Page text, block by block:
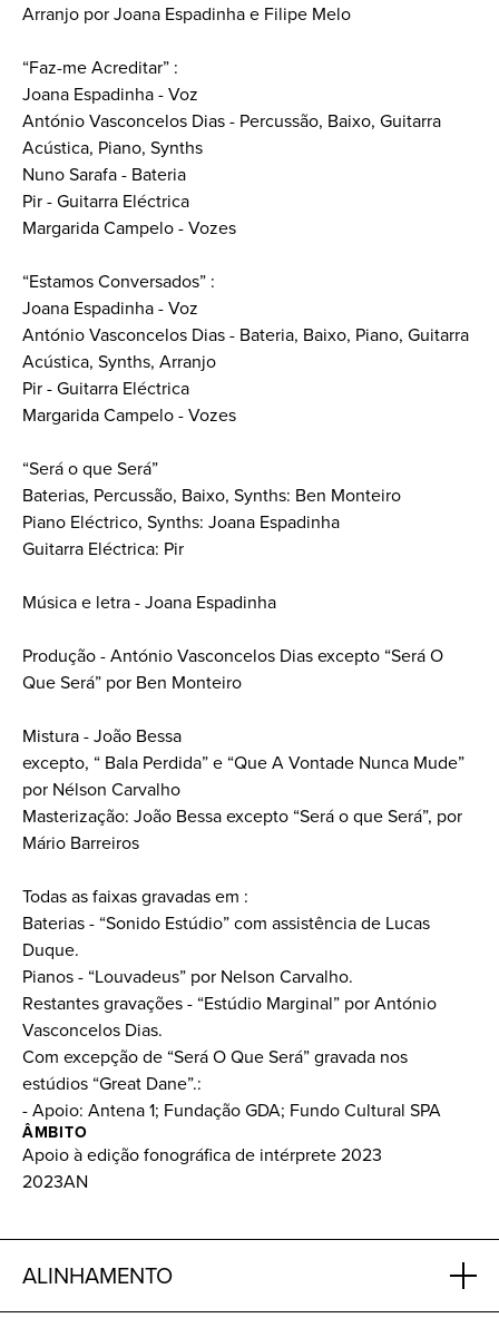
Arranjo por Joana Espadinha e Filipe Melo
“Faz-me Acreditar” :
Joana Espadinha - Voz
António Vasconcelos Dias - Percussão, Baixo, Guitarra
Acústica, Piano, Synths
Nuno Sarafa - Bateria
Pir - Guitarra Eléctrica
Margarida Campelo - Vozes
“Estamos Conversados” :
Joana Espadinha - Voz
António Vasconcelos Dias - Bateria, Baixo, Piano, Guitarra
Acústica, Synths, Arranjo
Pir - Guitarra Eléctrica
Margarida Campelo - Vozes
“Será o que Será”
Baterias, Percussão, Baixo, Synths: Ben Monteiro
Piano Eléctrico, Synths: Joana Espadinha
Guitarra Eléctrica: Pir
Música e letra - Joana Espadinha
Produção - António Vasconcelos Dias excepto “Será O
Que Será” por Ben Monteiro
Mistura - João Bessa
excepto, “ Bala Perdida” e “Que A Vontade Nunca Mude”
por Nélson Carvalho
Masterização: João Bessa excepto “Será o que Será”, por
Mário Barreiros
Todas as faixas gravadas em :
Baterias - “Sonido Estúdio” com assistência de Lucas
Duque.
Pianos - “Louvadeus” por Nelson Carvalho.
Restantes gravações - “Estúdio Marginal” por António
Vasconcelos Dias.
Com excepção de “Será O Que Será” gravada nos
estúdios “Great Dane”.:
- Apoio: Antena 1; Fundação GDA; Fundo Cultural SPA
ÂMBITO
Apoio à edição fonográfica de intérprete 2023
2023AN
ALINHAMENTO